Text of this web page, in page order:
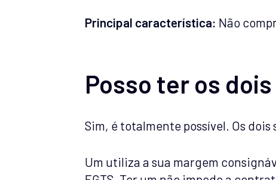
Principal característica: Não
Posso ter os
Sim, é totalmente possível. Os
Um utiliza a sua margem